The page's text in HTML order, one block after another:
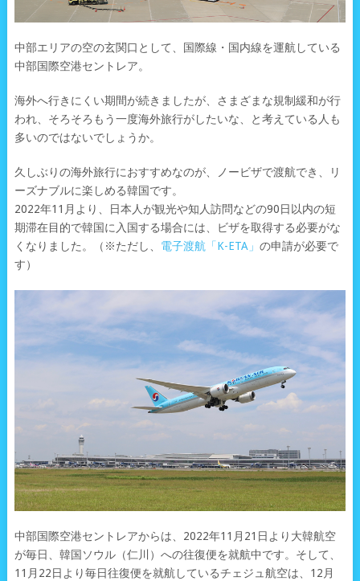
中部エリアの空の玄関口として、国際線・国内線を運航している
中部国際空港セントレア。
海外へ行きにくい期間が続きましたが、さまざまな規制緩和が行
われ、そろそろもう一度海外旅行がしたいな、と考えている人も
多いのではないでしょうか。
久しぶりの海外旅行におすすめなのが、ノービザで渡航でき、リ
ーズナブルに楽しめる韓国です。
2022年11月より、日本人が観光や知人訪問などの90日以内の短
期滞在目的で韓国に入国する場合には、ビザを取得する必要がな
くなりました。（※ただし、 電子渡航「K-ETA」 の申請が必要で
す）
中部国際空港セントレアからは、2022年11月21日より大韓航空
が毎日、韓国ソウル（仁川）への往復便を就航中です。そして、
11月22日より毎日往復便を就航しているチェジュ航空は、12月